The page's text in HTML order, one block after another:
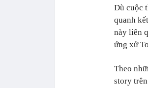
Dù cuộc
quanh
này liên
ứng xử
Theo
story